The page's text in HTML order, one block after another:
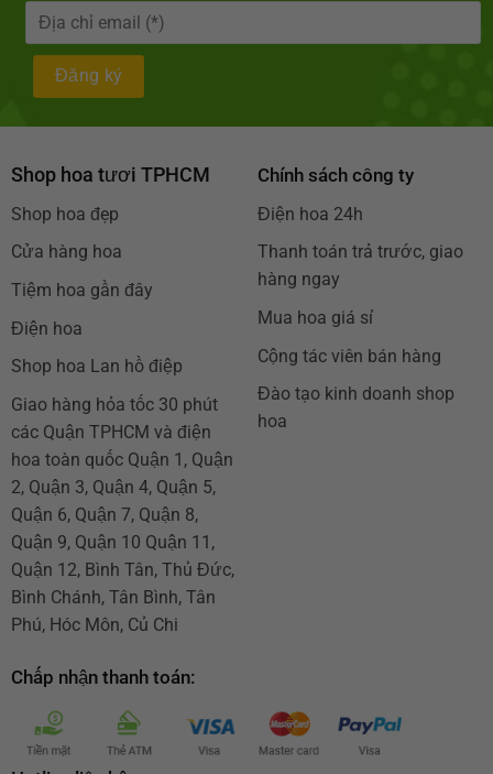
Shop hoa tươi TPHCM
Shop hoa đẹp
Cửa hàng hoa
Tiệm hoa gần đây
Điện hoa
Shop hoa Lan hồ điệp
Giao hàng hỏa tốc 30 phút
các Quận TPHCM và điện
hoa toàn quốc Quận 1, Quận
2, Quận 3, Quận 4, Quận 5,
Quận 6, Quận 7, Quận 8,
Quận 9, Quận 10 Quận 11,
Quận 12, Bình Tân, Thủ Đức,
Bình Chánh, Tân Bình, Tân
Phú, Hóc Môn, Củ Chi
Chính sách công ty
Điện hoa 24h
Thanh toán trả trước, giao
hàng ngay
Mua hoa giá sỉ
Cộng tác viên bán hàng
Đào tạo kinh doanh shop
hoa
Chấp nhận thanh toán: